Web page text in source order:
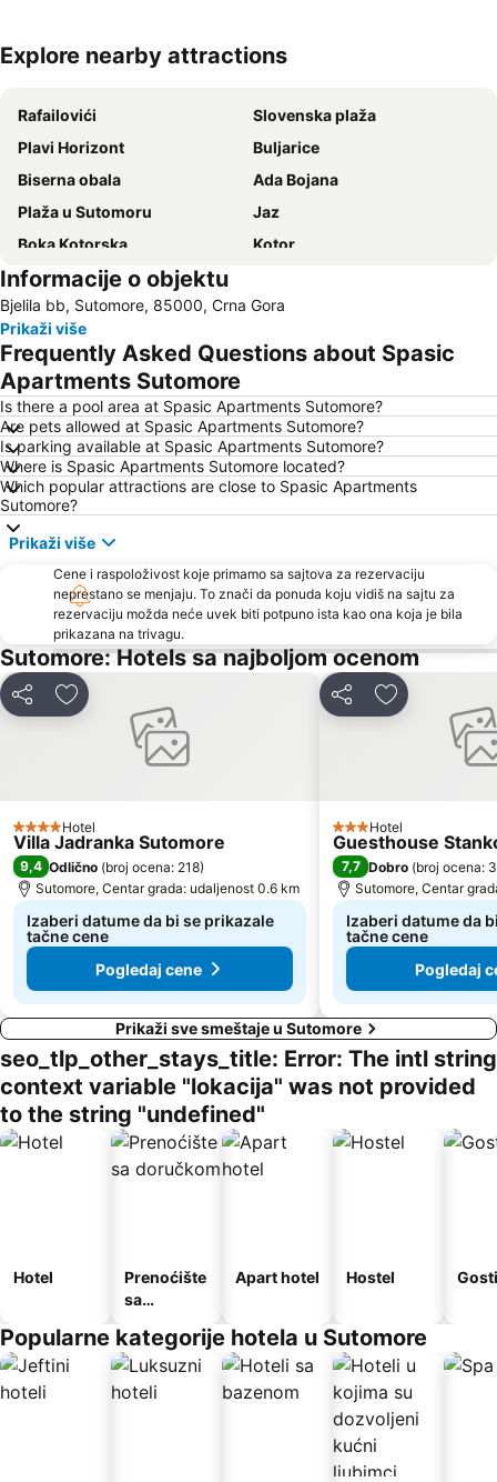
Explore nearby attractions
Rafailovići
Slovenska plaža
Plavi Horizont
Buljarice
Biserna obala
Ada Bojana
Plaža u Sutomoru
Jaz
Boka Kotorska
Kotor
Ženska plaža
Seljanovo
Lučice
Kraljičina plaža
Stari grad Budva
Pržno
Porto Montenegro
Žanjice
Buljarica
Gradska plaža
Ostrvo cveća
Tivat
Crvena plaža
Waikiki
Miami Beach
Kamenovo
Kopakabana
Kraljičina plaža
Izletište Rose
Veliki Pijesak
Plaža Miločer
Drobni pijesak
Lepetane
Stari Grad
Aerodrom Podgorica
Almara Beach
Mojito
Luka Bar
Skadarsko jezero - Schkodra
Informacije o objektu
Bjelila bb, Sutomore, 85000, Crna Gora
Prikaži više
Frequently Asked Questions about Spasic
Apartments Sutomore
Is there a pool area at Spasic Apartments Sutomore?
Are pets allowed at Spasic Apartments Sutomore?
Is parking available at Spasic Apartments Sutomore?
Where is Spasic Apartments Sutomore located?
Which popular attractions are close to Spasic Apartments
Sutomore?
Prikaži više
Cene i raspoloživost koje primamo sa sajtova za rezervaciju
neprestano se menjaju. To znači da ponuda koju vidiš na sajtu za
rezervaciju možda neće uvek biti potpuno ista kao ona koja je bila
prikazana na trivagu.
Sutomore: Hotels sa najboljom ocenom
Deli Dodati u favorite
4 Zvezdice
Hotel
Villa Jadranka Sutomore
9,4 Odlično (broj ocena: 218)
Sutomore, Centar grada: udaljenost 0.6 km
Izaberi datume da bi se prikazale
tačne cene
Pogledaj cene
Deli Dodati u
3 Zvezdice
Hotel
Guesthouse
7,7 Dobro (broj ocena:
Sutomore, Centar
Izaberi datume da
tačne cene
Pogledaj
Prikaži sve smeštaje u Sutomore
seo_tlp_other_stays_title: Error: The intl string
context variable "lokacija" was not provided
to the string "undefined"
Hotel
Prenoćište
sa
Apart hotel Hostel
Popularne kategorije hotela u Sutomore